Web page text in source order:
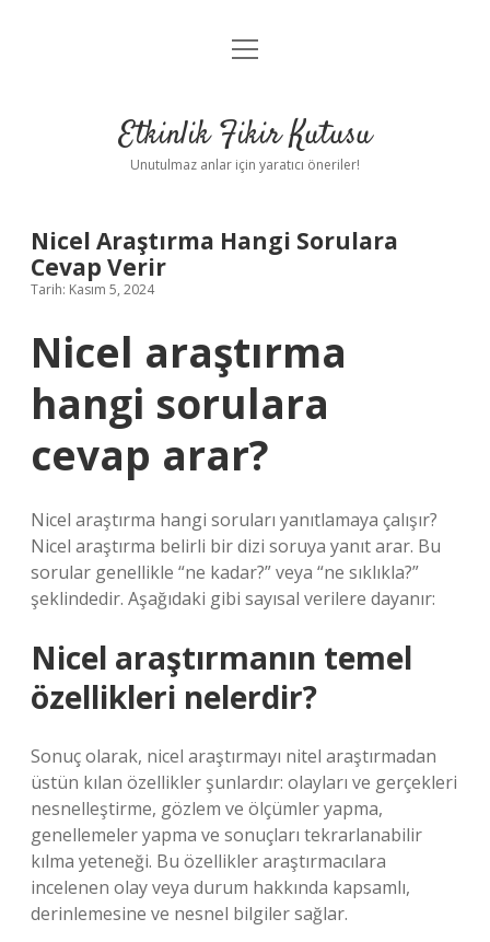
Anasayfa
Yasal Uyarı
menüyü
Etkinlik Fikir Kutusu
Unutulmaz anlar için yaratıcı öneriler!
Nicel Araştırma Hangi Sorulara
Cevap Verir
Tarih: Kasım 5, 2024
Nicel araştırma
hangi sorulara
cevap arar?
Nicel araştırma hangi soruları yanıtlamaya çalışır?
Nicel araştırma belirli bir dizi soruya yanıt arar. Bu
sorular genellikle “ne kadar?” veya “ne sıklıkla?”
şeklindedir. Aşağıdaki gibi sayısal verilere dayanır:
Nicel araştırmanın temel
özellikleri nelerdir?
Sonuç olarak, nicel araştırmayı nitel araştırmadan
üstün kılan özellikler şunlardır: olayları ve gerçekleri
nesnelleştirme, gözlem ve ölçümler yapma,
genellemeler yapma ve sonuçları tekrarlanabilir
kılma yeteneği. Bu özellikler araştırmacılara
incelenen olay veya durum hakkında kapsamlı,
derinlemesine ve nesnel bilgiler sağlar.